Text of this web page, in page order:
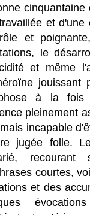
cinquantaine
et d'une
et
le
et même
jouissant
à la fois
pleinement
mais incapable
jugée folle.
recourant
courtes,
et des